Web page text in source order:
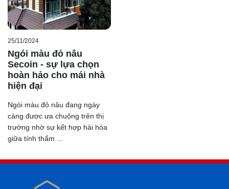
với những người iu thích sự truyền thống thì tone màu
này là sự lựa chọn quá hoàn hảo.
25/11/2024
Ngói màu đỏ nâu
Secoin - sự lựa chọn
hoàn hảo cho mái nhà
hiện đại
Ngói màu đỏ nâu đang ngày
càng được ưa chuộng trên thị
trường nhờ sự kết hợp hài hòa
giữa tính thẩm ...